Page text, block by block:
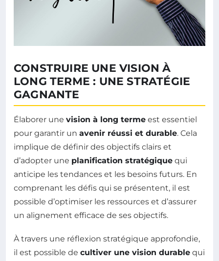
CONSTRUIRE UNE VISION À
LONG TERME : UNE STRATÉGIE
GAGNANTE
Élaborer une vision à long terme est essentiel
pour garantir un avenir réussi et durable. Cela
implique de définir des objectifs clairs et
d’adopter une planification stratégique qui
anticipe les tendances et les besoins futurs. En
comprenant les défis qui se présentent, il est
possible d’optimiser les ressources et d’assurer
un alignement efficace de ses objectifs.
À travers une réflexion stratégique approfondie,
il est possible de cultiver une vision durable qui